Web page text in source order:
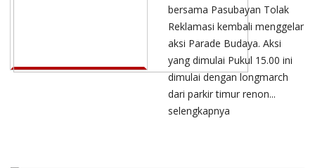
bersama Pasubayan Tolak
Reklamasi kembali menggelar
aksi Parade Budaya. Aksi
yang dimulai Pukul 15.00 ini
dimulai dengan longmarch
dari parkir timur renon...
selengkapnya